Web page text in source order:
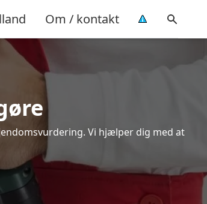
Om / kontakt
Vi hjælper dig med at